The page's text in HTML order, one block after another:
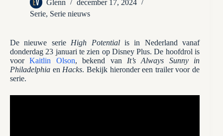
Glenn
december 17, 2024
Serie, Serie nieuws
De nieuwe serie High Potentialis in Nederland vanaf
donderdag 23 januari te zien op Disney Plus. De hoofdrol is
voorKaitlin Olson, bekend van It’s Always Sunny in
Philadelphia en Hacks. Bekijk hieronder een trailer voor de
serie.